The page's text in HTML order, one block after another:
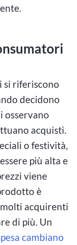
si riferiscono
decidono
osservano
acquisti.
o festività,
più alta e
viene
è
acquirenti
di più. Un
cambiano